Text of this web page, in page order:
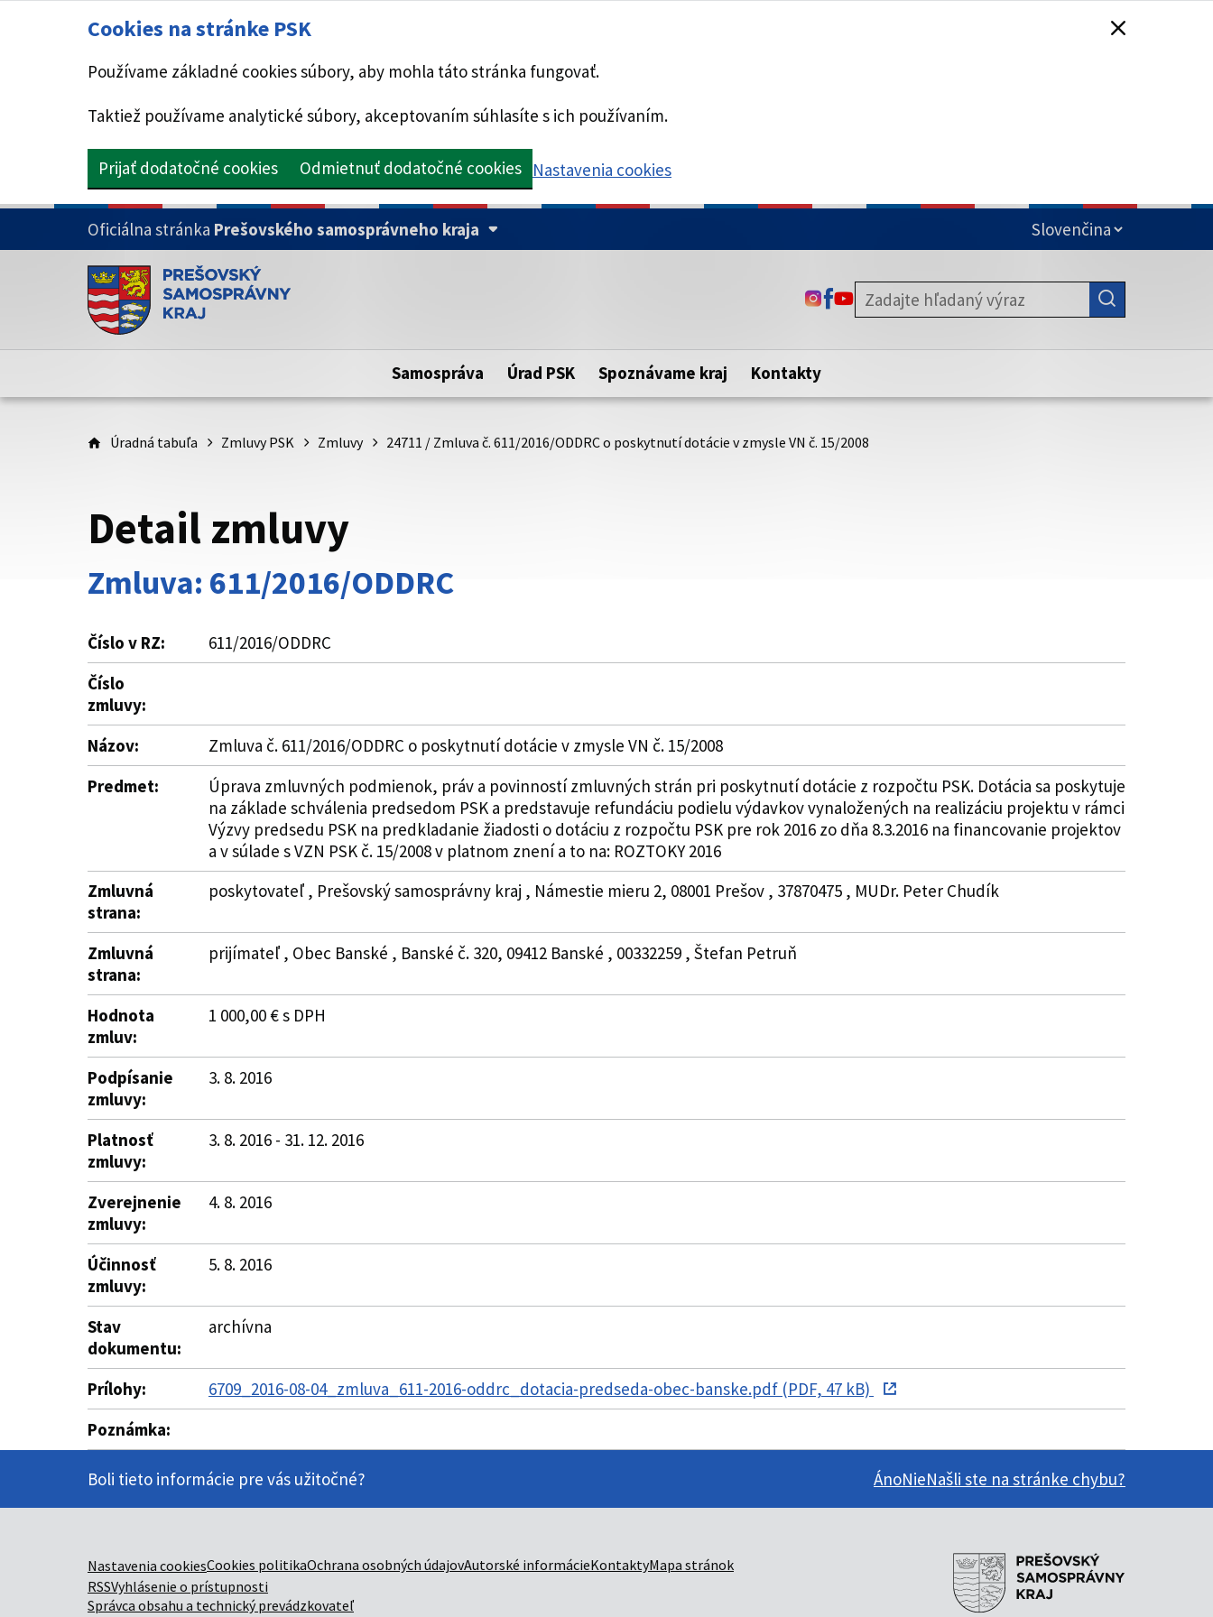
Cookies na stránke PSK
Používame základné cookies súbory, aby mohla táto stránka fungovať.
Taktiež používame analytické súbory, akceptovaním súhlasíte s ich používaním.
Prijať dodatočné cookies Odmietnuť dodatočné cookies Nastavenia cookies
PRESKOČIŤ NA HLAVNÝ OBSAH
Oficiálna stránka Prešovského samosprávneho kraja
Doména psk.sk je oficiálna
Toto je oficiálna webová stránka Prešovského samosprávneho kraja.
Táto stránka je zabezpečená
zabezpečenú webovú stránku. Zabezpečená stránka vždy začína
https:// pred názvom domény webového sídla.
ODKAZ SA OTVORÍ NA NOVEJ KARTE
ODKAZ SA OTVORÍ NA NOVEJ KARTE
ODKAZ SA OTVORÍ NA NOVEJ KARTE
Samospráva Úrad PSK Spoznávame kraj Kontakty
Úradná tabuľa Zmluvy PSK Zmluvy 24711 / Zmluva č. 611/2016/ODDRC o poskytnutí dotácie v zmysle VN č. 15/2008
Detail zmluvy
Zmluva: 611/2016/ODDRC
Číslo v RZ:
611/2016/ODDRC
Číslo
zmluvy:
Názov:
Zmluva č. 611/2016/ODDRC o poskytnutí dotácie v zmysle VN č. 15/2008
Predmet:
Úprava zmluvných podmienok, práv a povinností zmluvných strán pri poskytnutí dotácie z rozpočtu PSK. Dotácia sa poskytuje
na základe schválenia predsedom PSK a predstavuje refundáciu podielu výdavkov vynaložených na realizáciu projektu v rámci
Výzvy predsedu PSK na predkladanie žiadosti o dotáciu z rozpočtu PSK pre rok 2016 zo dňa 8.3.2016 na financovanie projektov
a v súlade s VZN PSK č. 15/2008 v platnom znení a to na: ROZTOKY 2016
Zmluvná
strana:
poskytovateľ , Prešovský samosprávny kraj , Námestie mieru 2, 08001 Prešov , 37870475 , MUDr. Peter Chudík
Zmluvná
strana:
prijímateľ , Obec Banské , Banské č. 320, 09412 Banské , 00332259 , Štefan Petruň
Hodnota
zmluv:
1 000,00 € s DPH
Podpísanie
zmluvy:
3. 8. 2016
Platnosť
zmluvy:
3. 8. 2016 - 31. 12. 2016
Zverejnenie
zmluvy:
4. 8. 2016
Účinnosť
zmluvy:
5. 8. 2016
Stav
dokumentu:
archívna
Prílohy:
6709_2016-08-04_zmluva_611-2016-oddrc_dotacia-predseda-obec-banske.pdf (PDF, 47 kB)
Poznámka:
Boli tieto informácie pre vás užitočné? ÁnoNieNašli ste na stránke chybu?
Nastavenia cookiesCookies politikaOchrana osobných údajovAutorské informácieKontaktyMapa stránok
RSSVyhlásenie o prístupnosti
Správca obsahu a technický prevádzkovateľ